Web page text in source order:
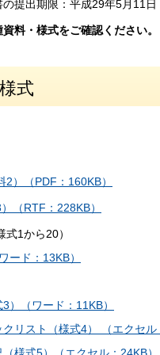
提出期限：平成29年5月11
料・様式をご確認ください。
式
）（PDF：160KB）
（RTF：228KB）
1から20）
ード：13KB）
）（ワード：11KB）
リスト（様式4） （エクセル